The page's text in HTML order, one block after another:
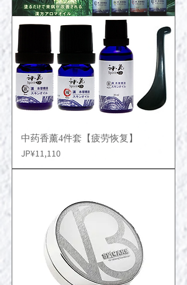
中药香薰4件套【疲劳恢复】
價格
JP¥11,110